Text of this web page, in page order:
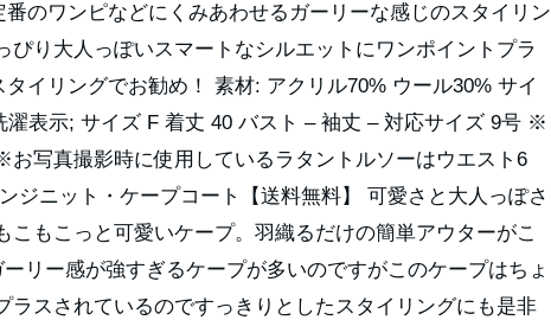
のワンピなどにくみあわせるガーリーな感じのスタイリン
ぴり大人っぽいスマートなシルエットにワンポイントプラ
イリングでお勧め！ 素材: アクリル70% ウール30% サイ
濯表示; サイズ F 着丈 40 バスト – 袖丈 – 対応サイズ 9号 ※
写真撮影時に使用しているラタントルソーはウエスト6
ジニット・ケープコート【送料無料】 可愛さと大人っぽさ
こもこっと可愛いケープ。羽織るだけの簡単アウターがこ
リー感が強すぎるケープが多いのですがこのケープはちょ
ラスされているのですっきりとしたスタイリングにも是非